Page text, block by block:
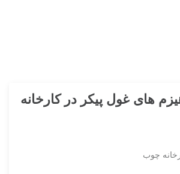
های غول پیکر در کارخانه